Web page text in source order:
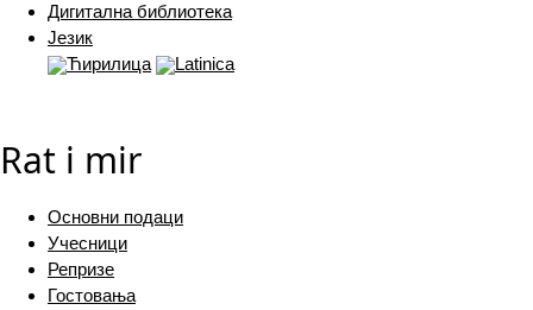
Дигитална библиотека
Језик
Ћирилица
Latinica
Rat i mir
Основни подаци
Учесници
Репризе
Гостовања